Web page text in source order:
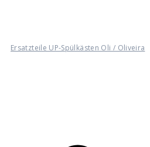
Ersatzteile UP-Spülkästen Oli / Oliveira